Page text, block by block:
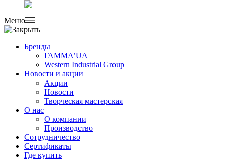
Меню
Бренды
ГАММА’UA
Western Industrial Group
Новости и акции
Акции
Новости
Творческая мастерская
О нас
О компании
Производство
Сотрудничество
Сертификаты
Где купить